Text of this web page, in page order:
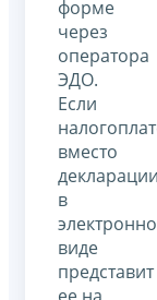
форме
через
оператора
ЭДО.
Если
вместо
декларации
в
виде
представит
ее на